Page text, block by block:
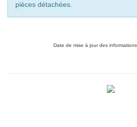
pièces détachées.
Date de mise à jour des